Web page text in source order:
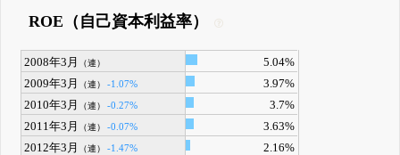
ROE（自己資本利益率）
2008年3月 （連）
5.04%
2009年3月
（連） -1.07%
3.97%
2010年3月
（連） -0.27%
3.7%
2011年3月
（連） -0.07%
3.63%
2012年3月
（連） -1.47% 2.16%